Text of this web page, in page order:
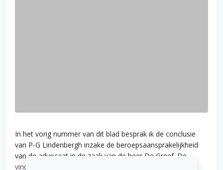
In het vorig nummer van dit blad besprak ik de conclusie
van P-G Lindenbergh inzake de beroepsaansprakelijkheid
van de advocaat in de zaak van de heer De Greef. De
vindplaats van die conclusie is ECLI:NL:PHR:2024:566.